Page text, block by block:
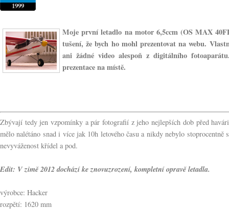
1999
Moje první letadlo na motor 6,5ccm (OS MAX
tušení, že bych ho mohl prezentovat na webu.
ani žádné video alespoň z digitálního
prezentace na místě.
Zbývají tedy jen vzpomínky a pár fotografií z jeho nejlepších dob před
mělo nalétáno snad i více jak 10h letového času a nikdy nebylo
nevyváženost křídel a pod.
Edit: V zimě 2012 dochází ke znovuzrození, kompletní opravě letadla.
výrobce: Hacker
rozpětí: 1620 mm